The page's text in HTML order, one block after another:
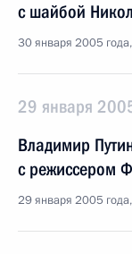
с шайбой
30 января 2005
29 января
Владимир
с режиссером
29 января 2005